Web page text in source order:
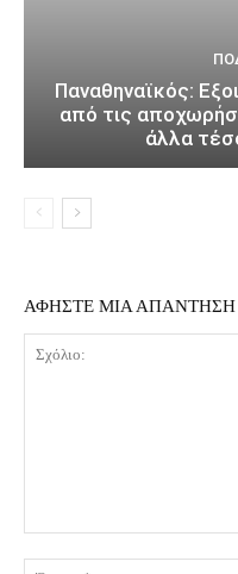
Παναθηναϊκός:
από τις
άλλα
ΑΦΗΣΤΕ ΜΙΑ ΑΠΑΝΤΗΣΗ